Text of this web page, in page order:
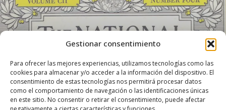
Gestionar consentimiento
Para ofrecer las mejores experiencias, utilizamos tecnologías como las
cookies para almacenar y/o acceder a la información del dispositivo. El
consentimiento de estas tecnologías nos permitirá procesar datos
como el comportamiento de navegación o las identificaciones únicas
en este sitio. No consentir o retirar el consentimiento, puede afectar
ARTÍCULOS DESTACADO
Pátzcuaro en National Geographic, 1952.